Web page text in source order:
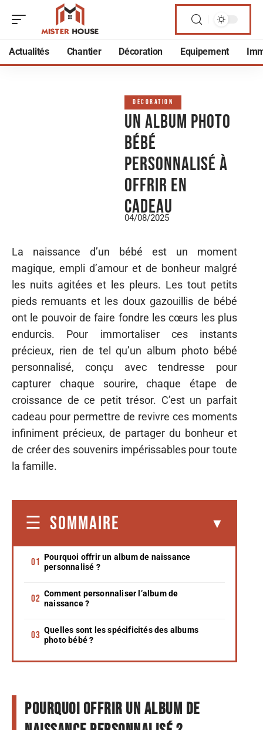
Actualités Chantier Décoration Equipement
DÉCORATION
Un album photo
bébé
personnalisé à
offrir en
cadeau
04/08/2025
La naissance d’un bébé est un moment
magique, empli d’amour et de bonheur malgré
les nuits agitées et les pleurs. Les tout petits
pieds remuants et les doux gazouillis de bébé
ont le pouvoir de faire fondre les cœurs les plus
endurcis. Pour immortaliser ces instants
précieux, rien de tel qu’un album photo bébé
personnalisé, conçu avec tendresse pour
capturer chaque sourire, chaque étape de
croissance de ce petit trésor. C’est un parfait
cadeau pour permettre de revivre ces moments
infiniment précieux, de partager du bonheur et
de créer des souvenirs impérissables pour toute
la famille.
SOMMAIRE
Pourquoi offrir un album de naissance
personnalisé ?
Comment personnaliser l’album de
naissance ?
Quelles sont les spécificités des albums
photo bébé ?
Pourquoi offrir un album de